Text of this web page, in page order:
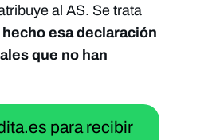
al AS. Se trata
esa declaración
que no han
para recibir